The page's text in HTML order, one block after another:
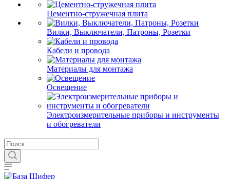
Цементно-стружечная плита
Вилки, Выключатели, Патроны, Розетки
Кабели и провода
Материалы для монтажа
Освещение
Электроизмерительные приборы и инструменты
и обогреватели